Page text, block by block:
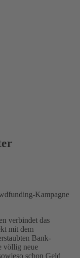
Kampagne
verbindet das
mit dem
Bank-
völlig neue
schon Geld